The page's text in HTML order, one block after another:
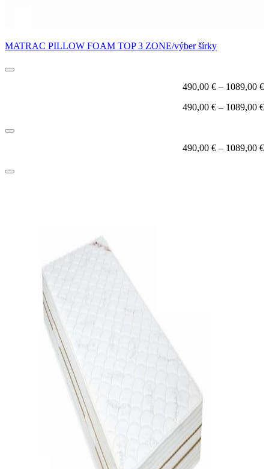
MATRAC PILLOW FOAM TOP 3 ZONE/výber šírky
490,00 € – 1089,00 €
490,00 € – 1089,00 €
490,00 € – 1089,00 €